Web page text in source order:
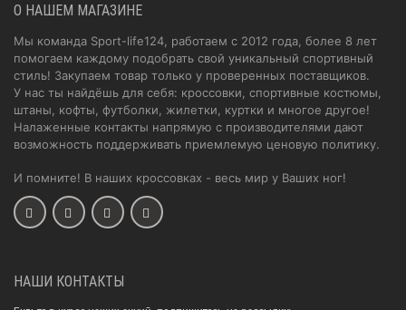
О НАШЕМ МАГАЗИНЕ
Мы команда Sport-life124, работаем с 2012 года, более 8 лет
помогаем каждому подобрать свой уникальный спортивный
стиль! Закупаем товар только у проверенных поставщиков.
У нас ты найдёшь для себя: кроссовки, спортивные костюмы,
штаны, кофты, футболки, жилетки, куртки и многое другое!
Налаженные контакты напрямую с производителями дают
возможность поддерживать приемлемую ценовую политику.
И помните! В наших кроссовках - весь мир у Ваших ног!
НАШИ КОНТАКТЫ